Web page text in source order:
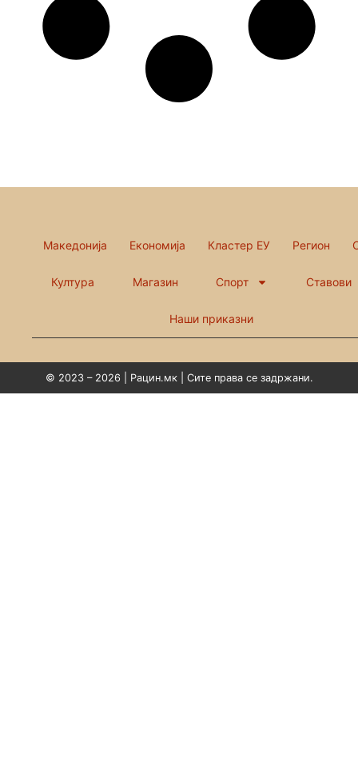
Македонија Економија Кластер ЕУ Регион
Култура Магазин Спорт Ставови
Наши приказни
© 2023 – 2026 | Рацин.мк | Сите права се задржани.